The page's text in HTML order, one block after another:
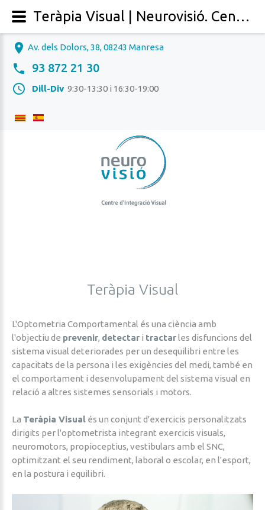
Av. dels Dolors, 38, 08243 Manresa
93 872 21 30
Dill-Div 9:30-13:30 i 16:30-19:00
Teràpia Visual
L'Optometria Comportamental és una ciència amb
l'objectiu de prevenir, detectar i tractarles disfuncions del
sistema visual deteriorades per un desequilibri entre les
capacitats de la persona i les exigències del medi, també en
el comportament i desenvolupament del sistema visual en
relació a altres sistemes sensorials i motors.
La Teràpia Visual és un conjunt d'exercicis personalitzats
dirigits per l'optometrista integrant exercicis visuals,
neuromotors, propioceptius, vestibulars amb el SNC,
optimitzant el seu rendiment, laboral o escolar, en l'esport,
en la postura i equilibri.
Teràpia Visual | Neurovisió. Centre d'Integració Visual. Òptica, Optometria i Audiologia a Manresa (Bages), Barcelona